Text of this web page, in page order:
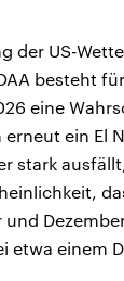
der US-
besteht
eine
erneut ein El
stark
etwa einem